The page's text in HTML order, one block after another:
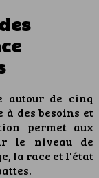
autour de cinq
des besoins et
permet aux
le niveau de
la race et l'état